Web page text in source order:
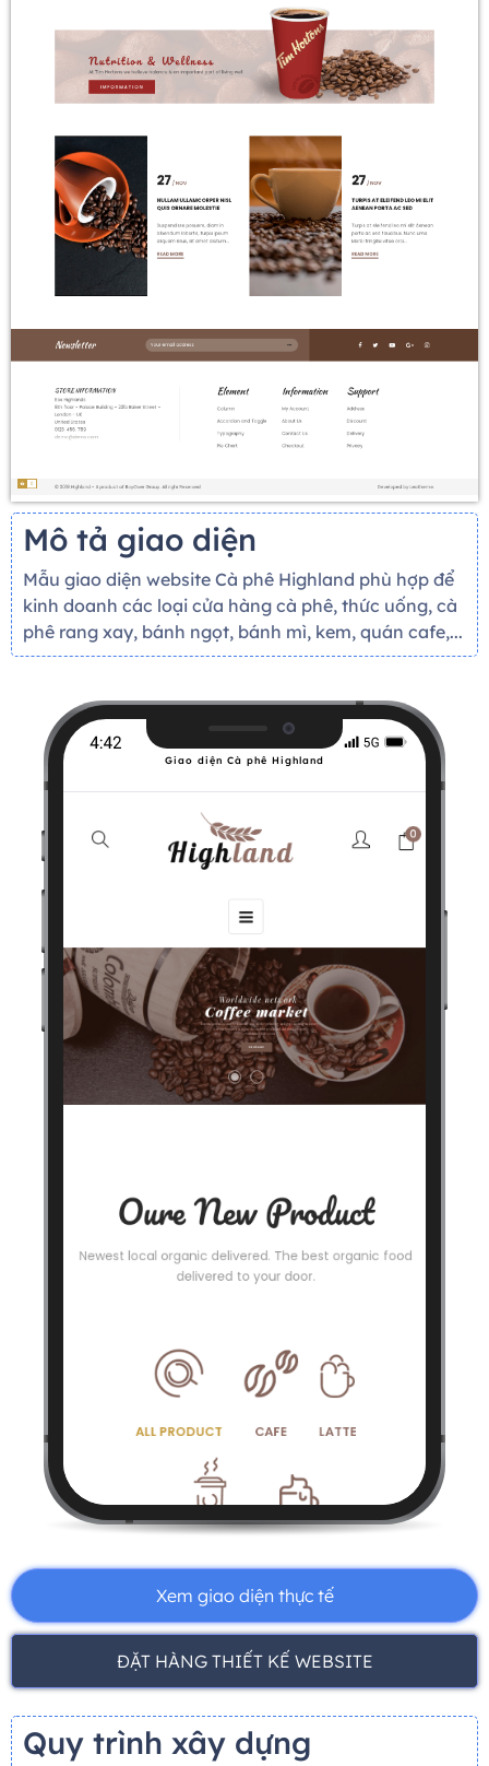
Mô tả giao diện
Mẫu giao diện website Cà phê Highland phù hợp để
kinh doanh các loại cửa hàng cà phê, thức uống, cà
phê rang xay, bánh ngọt, bánh mì, kem, quán cafe,...
Giao diện Cà phê Highland
Xem giao diện thực tế
ĐẶT HÀNG THIẾT KẾ WEBSITE
Quy trình xây dựng